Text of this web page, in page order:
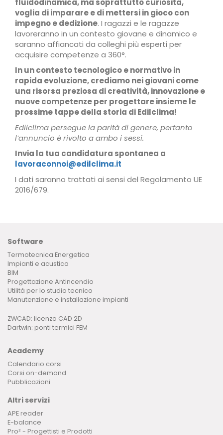
fluidodinamica, ma soprattutto curiosità,
voglia di imparare e di mettersi in gioco con
impegno e dedizione. I ragazzi e le ragazze
lavoreranno in un contesto giovane e dinamico e
saranno affiancati da colleghi più esperti per
acquisire competenze a 360°.
In un contesto tecnologico e normativo in
rapida evoluzione, crediamo nei giovani come
una risorsa preziosa di creatività, innovazione e
nuove competenze per progettare insieme le
prossime tappe della storia di Edilclima!
Edilclima persegue la parità di genere, pertanto
l’annuncio è rivolto a ambo i sessi.
Invia la tua candidatura spontanea a
lavoraconnoi@edilclima.it
I dati saranno trattati ai sensi del Regolamento UE
2016/679.
Software
Termotecnica Energetica
Impianti e acustica
BIM
Progettazione Antincendio
Utilità per lo studio tecnico
Manutenzione e installazione impianti
ZWCAD: licenza CAD 2D
Dartwin: ponti termici FEM
Academy
Calendario corsi
Corsi on-demand
Pubblicazioni
Altri servizi
APE reader
E-balance
Pro² - Progettisti e Prodotti